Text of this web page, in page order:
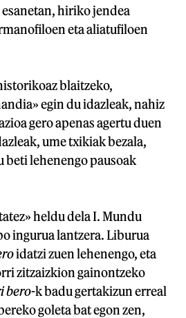
hiriko jendea
eta aliatufiloen
blaitzeko,
egin du idazleak, nahiz
gero apenas agertu duen
ume txikiak bezala,
beti lehenengo pausoak
heldu dela I. Mundu
ingurua lantzera. Liburua
idatzi zuen lehenengo, eta
zitzaizkion gainontzeko
bero-k badu gertakizun erreal
goleta bat egon zen,